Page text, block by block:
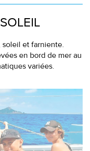
soleil et farniente.
en bord de mer au
variées.